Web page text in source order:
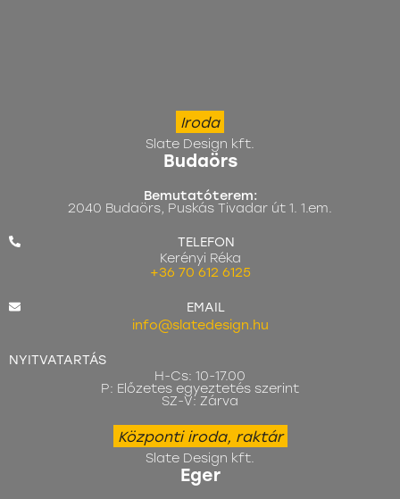
Iroda
Slate Design kft.
Budaörs
Bemutatóterem:
2040 Budaörs, Puskás Tivadar út 1. 1.em.
TELEFON
Kerényi Réka
+36 70 612 6125
EMAIL
info@slatedesign.hu
NYITVATARTÁS
H-Cs: 10-17.00
P: Előzetes egyeztetés szerint
SZ-V: Zárva
Központi iroda, raktár
Slate Design kft.
Eger